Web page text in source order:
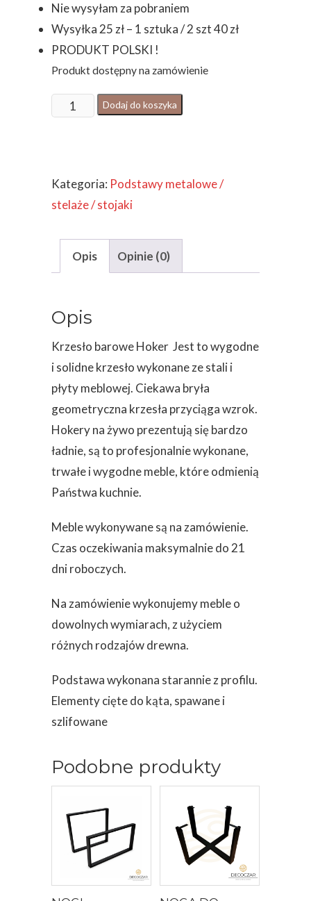
Nie wysyłam za pobraniem
Wysyłka 25 zł – 1 sztuka / 2 szt 40 zł
PRODUKT POLSKI !
Produkt dostępny na zamówienie
ilość
industrialny
60
szt
Dodaj do koszyka
Kategoria: Podstawy metalowe /
stelaże / stojaki
Opis Opinie (0)
Opis
Krzesło barowe Hoker Jest to wygodne
i solidne krzesło wykonane ze stali i
płyty meblowej. Ciekawa bryła
geometryczna krzesła przyciąga wzrok.
Hokery na żywo prezentują się bardzo
ładnie, są to profesjonalnie wykonane,
trwałe i wygodne meble, które odmienią
Państwa kuchnie.
Meble wykonywane są na zamówienie.
Czas oczekiwania maksymalnie do 21
dni roboczych.
Na zamówienie wykonujemy meble o
dowolnych wymiarach, z użyciem
różnych rodzajów drewna.
Podstawa wykonana starannie z profilu.
Elementy cięte do kąta, spawane i
szlifowane
Podobne produkty